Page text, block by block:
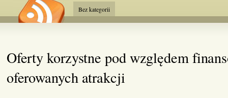
Bez kategorii
Oferty korzystne pod względem
oferowanych atrakcji